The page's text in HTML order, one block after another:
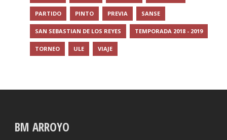
PARTIDO PINTO PREVIA SANSE
SAN SEBASTIAN DE LOS REYES TEMPORADA 2018 - 2019
TORNEO ULE VIAJE
BM ARROYO